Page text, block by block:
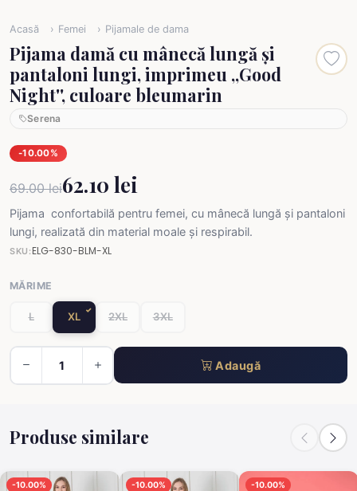
Acasă Femei Pijamale de dama
Pijama damă cu mânecă lungă și
pantaloni lungi, imprimeu ,,Good
Night'', culoare bleumarin
Serena
-10.00%
69.00 lei62.10 lei
Pijama confortabilă pentru femei, cu mânecă lungă și pantaloni
lungi, realizată din material moale și respirabil.
SKU:ELG-830-BLM-XL
MĂRIME
L XL 2XL 3XL
Adaugă
Produse similare
-10.00% -10.00% -10.00%